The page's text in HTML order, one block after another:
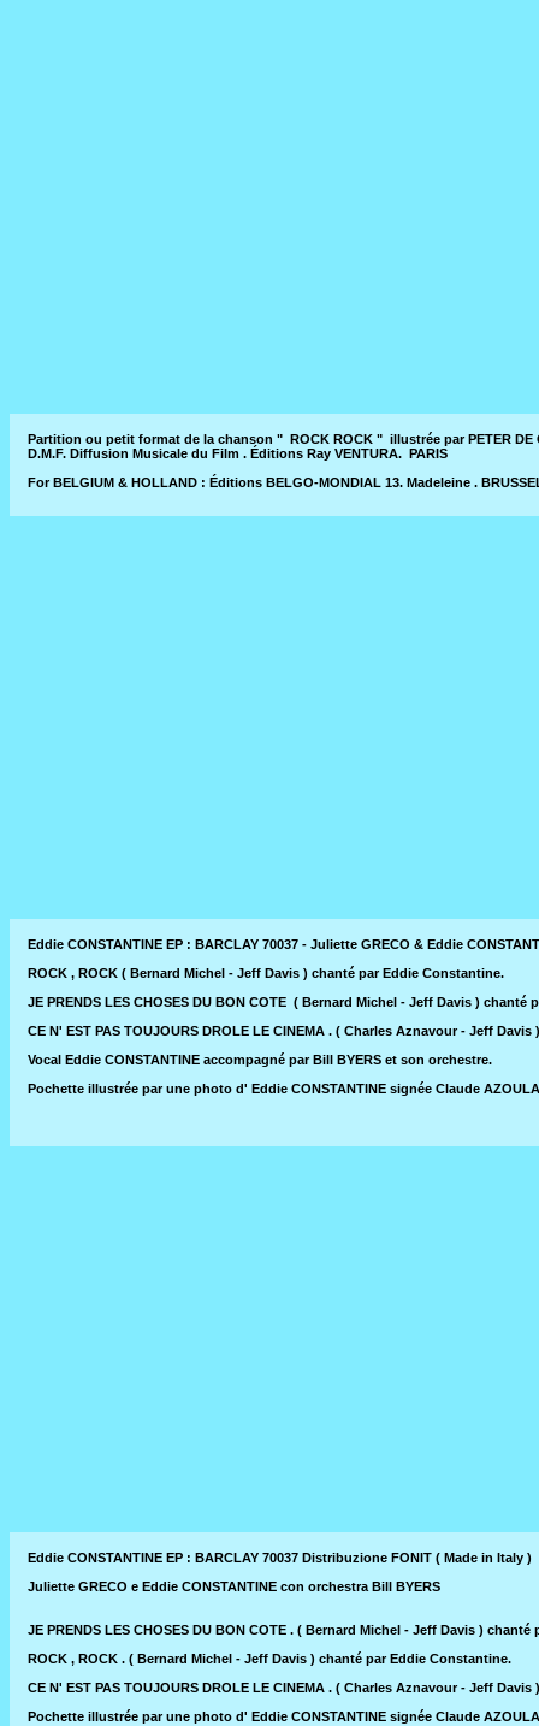
Eddie CONSTANTINE EP : BARCLAY 70037 Distribuzione FONIT ( Made in Italy )
Juliette GRECO e Eddie CONSTANTINE con orchestra Bill BYERS
JE PRENDS LES CHOSES DU BON COTE . ( Bernard Michel - Jeff Davis )
ROCK , ROCK . ( Bernard Michel - Jeff Davis ) chanté par Eddie Constantine.
CE N' EST PAS TOUJOURS DROLE LE CINEMA . ( Charles Aznavour - Jeff
Pochette illustrée par une photo d' Eddie CONSTANTINE signée Claude
Eddie CONSTANTINE EP : BARCLAY 70037 - Juliette GRECO & Eddie
ROCK , ROCK ( Bernard Michel - Jeff Davis ) chanté par Eddie Constantine.
JE PRENDS LES CHOSES DU BON COTE ( Bernard Michel - Jeff Davis )
CE N' EST PAS TOUJOURS DROLE LE CINEMA . ( Charles Aznavour - Jeff
Vocal Eddie CONSTANTINE accompagné par Bill BYERS et son orchestre.
Pochette illustrée par une photo d' Eddie CONSTANTINE signée Claude
Partition ou petit format de la chanson " ROCK ROCK " illustrée par PETER DE
D.M.F. Diffusion Musicale du Film . Éditions Ray VENTURA. PARIS
For BELGIUM & HOLLAND : Éditions BELGO-MONDIAL 13. Madeleine .